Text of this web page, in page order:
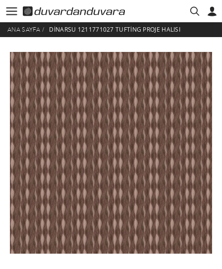
HESABIM ÜYE GIRIŞI
ANA SAYFA / DINARSU 1211771027 TUFTING PROJE HALISI